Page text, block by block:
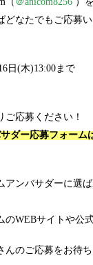
なたでもご応募
日(木)13:00まで
ご応募ください！
ダー応募フォーム
アンバサダーに選
のWEBサイトや公
のご応募をお待ち